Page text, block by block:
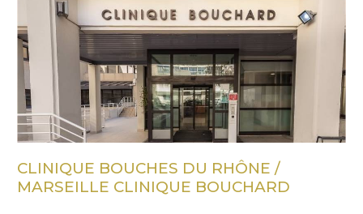
CLINIQUE BOUCHES DU RHÔNE /
MARSEILLE CLINIQUE BOUCHARD